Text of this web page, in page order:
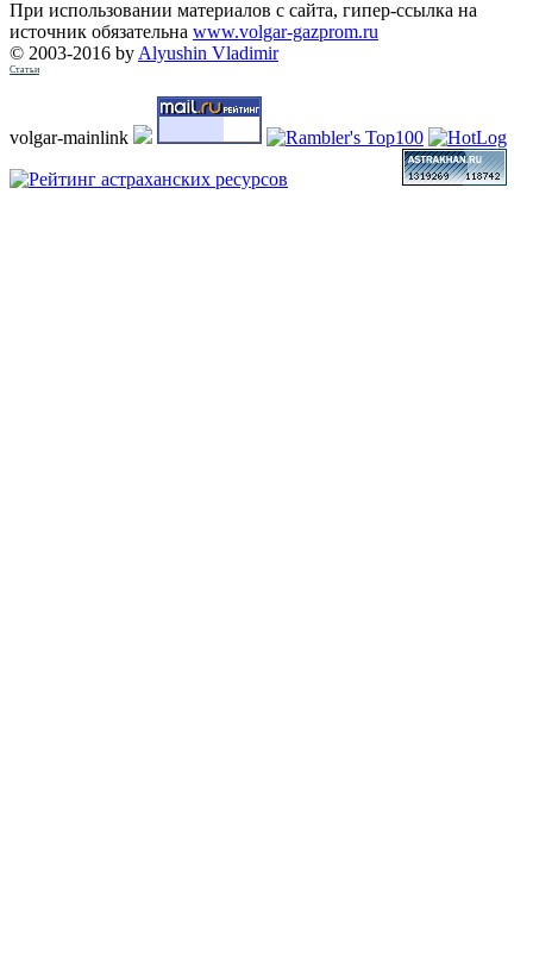
При использовании материалов с сайта, гипер-ссылка на
источник обязательна www.volgar-gazprom.ru
© 2003-2016 by Alyushin Vladimir
Статьи
volgar-mainlink